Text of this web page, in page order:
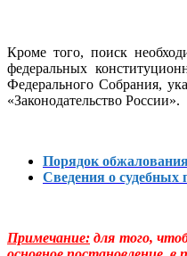
Кроме того, поиск
федеральных
Федерального Собрания,
«Законодательство России».
Порядок
Сведения о
Примечание: для того,